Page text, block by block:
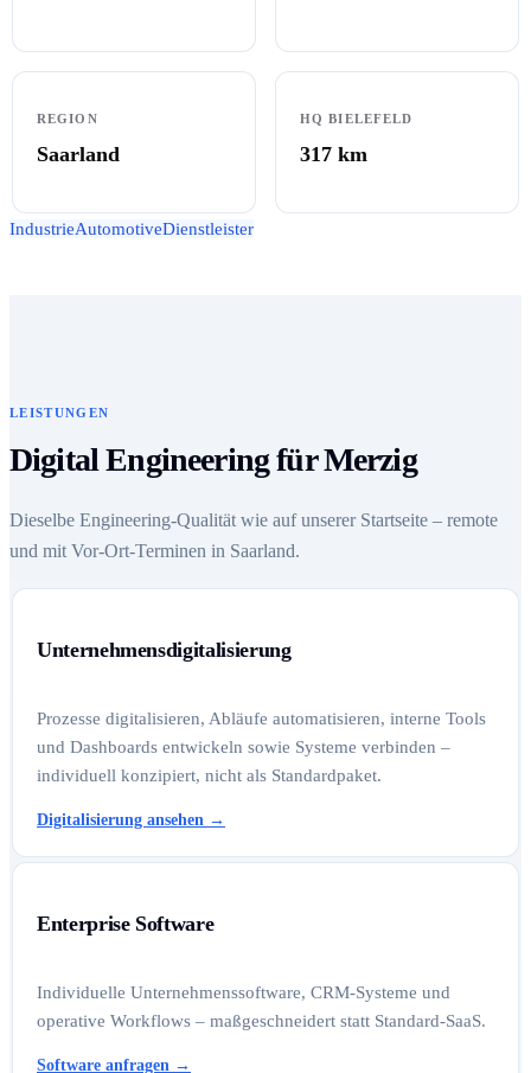
REGION
Saarland
HQ BIELEFELD
317 km
IndustrieAutomotiveDienstleister
LEISTUNGEN
Digital Engineering für Merzig
Dieselbe Engineering-Qualität wie auf unserer Startseite – remote
und mit Vor-Ort-Terminen in Saarland.
Unternehmensdigitalisierung
Prozesse digitalisieren, Abläufe automatisieren, interne Tools
und Dashboards entwickeln sowie Systeme verbinden –
individuell konzipiert, nicht als Standardpaket.
Digitalisierung ansehen →
Enterprise Software
Individuelle Unternehmenssoftware, CRM-Systeme und
operative Workflows – maßgeschneidert statt Standard-SaaS.
Software anfragen →